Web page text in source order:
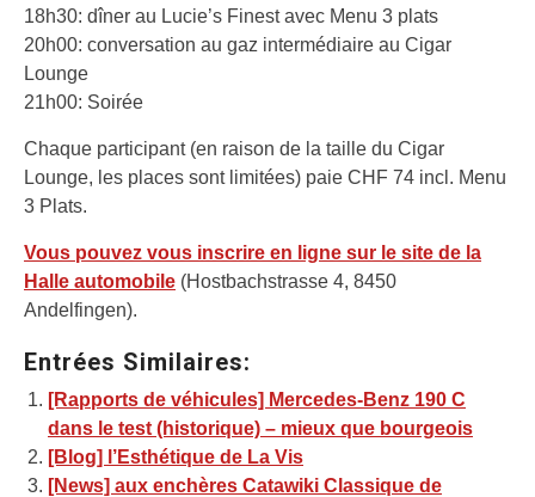
18h30: dîner au Lucie’s Finest avec Menu 3 plats
20h00: conversation au gaz intermédiaire au Cigar
Lounge
21h00: Soirée
Chaque participant (en raison de la taille du Cigar
Lounge, les places sont limitées) paie CHF 74 incl. Menu
3 Plats.
Vous pouvez vous inscrire en ligne sur le site de la
Halle automobile (Hostbachstrasse 4, 8450
Andelfingen).
Entrées Similaires:
[Rapports de véhicules] Mercedes-Benz 190 C
dans le test (historique) – mieux que bourgeois
[Blog] l’Esthétique de La Vis
[News] aux enchères Catawiki Classique de